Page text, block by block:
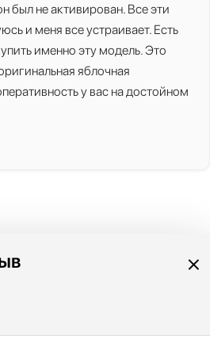
был не активирован. Все эти
и меня все устраивает. Есть
именно эту модель. Это
яблочная
у вас на достойном
×